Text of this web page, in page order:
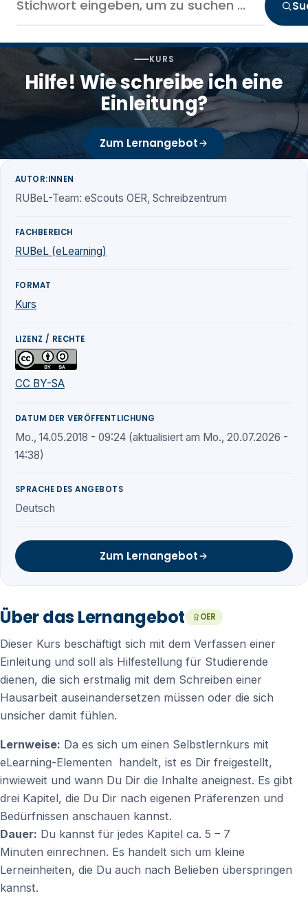
KURS
Hilfe! Wie schreibe ich eine
Einleitung?
Zum Lernangebot
Über das Lernangebot OER
Dieser Kurs beschäftigt sich mit dem Verfassen einer
Einleitung und soll als Hilfestellung für Studierende
dienen, die sich erstmalig mit dem Schreiben einer
Hausarbeit auseinandersetzen müssen oder die sich
unsicher damit fühlen.
Lernweise: Da es sich um einen Selbstlernkurs mit
eLearning-Elementen handelt, ist es Dir freigestellt,
inwieweit und wann Du Dir die Inhalte aneignest. Es gibt
drei Kapitel, die Du Dir nach eigenen Präferenzen und
Bedürfnissen anschauen kannst.
Dauer: Du kannst für jedes Kapitel ca. 5 – 7
Minuten einrechnen. Es handelt sich um kleine
Lerneinheiten, die Du auch nach Belieben überspringen
kannst.
AUTOR:INNEN
RUBeL-Team: eScouts OER, Schreibzentrum
FACHBEREICH
RUBeL (eLearning)
FORMAT
Kurs
LIZENZ / RECHTE
CC BY-SA
DATUM DER VERÖFFENTLICHUNG
Mo., 14.05.2018 - 09:24 (aktualisiert am Mo., 20.07.2026 -
14:38)
SPRACHE DES ANGEBOTS
Deutsch
Zum Lernangebot